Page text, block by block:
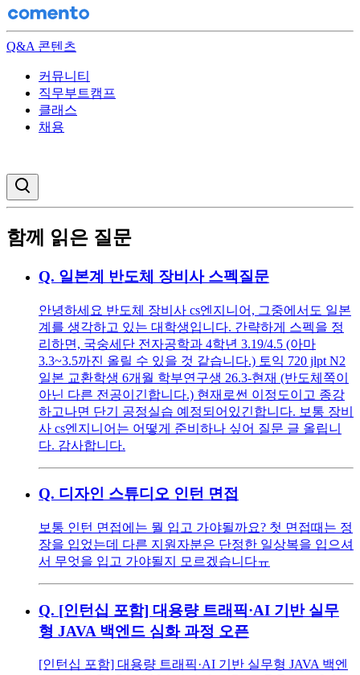
Q&A 콘텐츠
커뮤니티
직무부트캠프
클래스
채용
함께 읽은 질문
Q. 일본계 반도체 장비사 스펙질문
안녕하세요 반도체 장비사 cs엔지니어, 그중에서도 일본
계를 생각하고 있는 대학생입니다. 간략하게 스펙을 정
리하면, 국숭세단 전자공학과 4학년 3.19/4.5 (아마
3.3~3.5까진 올릴 수 있을 것 같습니다.) 토익 720 jlpt N2
일본 교환학생 6개월 학부연구생 26.3-현재 (반도체쪽이
아닌 다른 전공이긴합니다.) 현재로썬 이정도이고 종강
하고나면 단기 공정실습 예정되어있긴합니다. 보통 장비
사 cs엔지니어는 어떻게 준비하나 싶어 질문 글 올립니
다. 감사합니다.
Q. 디자인 스튜디오 인턴 면접
보통 인턴 면접에는 뭘 입고 가야될까요? 첫 면접때는 정
장을 입었는데 다른 지원자분은 단정한 일상복을 입으셔
서 무엇을 입고 가야될지 모르겠습니다ㅠ
Q. [인턴십 포함] 대용량 트래픽·AI 기반 실무
형 JAVA 백엔드 심화 과정 오픈
[인턴십 포함] 대용량 트래픽·AI 기반 실무형 JAVA 백엔